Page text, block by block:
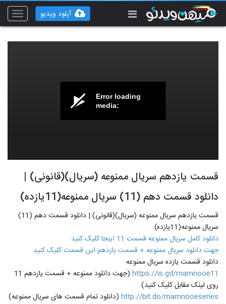
Toggle
آپلود ویدیو
Error loading
media:
قسمت یازدهم سریال ممنوعه (سریال)(قانونی) |
دانلود قسمت دهم (11) سریال ممنوعه(11یازده)
قسمت یازدهم سریال ممنوعه (سریال)(قانونی) | دانلود قسمت دهم (11)
سریال ممنوعه(11یازده)
دانلود کامل سریال ممنوعه قسمت 11 اینجا کلیک کنید
جهت دانلود سریال ممنوعه + قسمت یازدهم این قسمت کلیک کنید
دانلود قسمت یازده سریال ممنوعه:
https://is.gd/mamnooe11
(جهت دانلود ممنوعه + قسمت یازدهم 11
روی لینک مقابل کلیک کنید)
http://bit.do/mamnooeseries (دانلود تمام قسمت های سریال ممنوعه)